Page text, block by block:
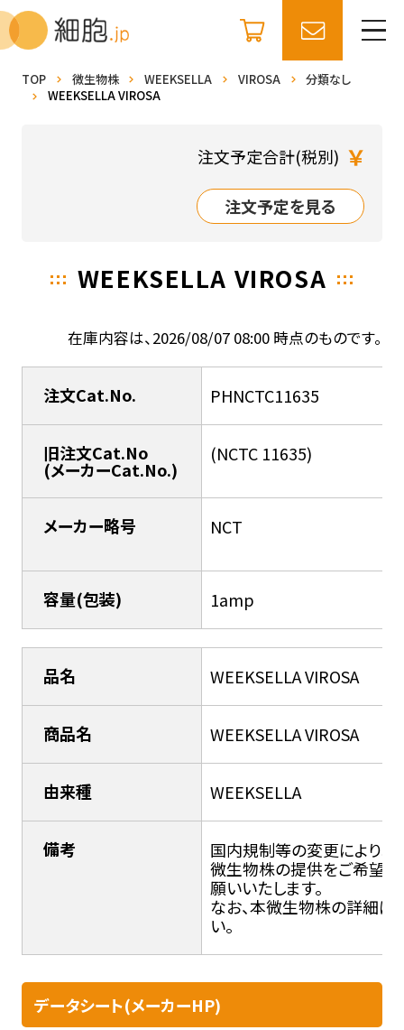
TOP 微生物株 WEEKSELLA VIROSA
分類なし
WEEKSELLA VIROSA
注文予定合計(税別) ￥
注文予定を見る
WEEKSELLA VIROSA
在庫内容は、2026/08/07 08:00 時点のものです。
注文Cat.No. PHNCTC11635
旧注文Cat.No
(メーカーCat.No.)
(NCTC 11635)
メーカー略号 NCT
容量(包装) 1amp
品名 WEEKSELLA VIROSA
商品名 WEEKSELLA VIROSA
由来種 WEEKSELLA
備考
国内規制等の変更により輸
微生物株の提供をご希望の
願いいたします。
なお、本微生物株の詳細に
い。
データシート(メーカーHP)